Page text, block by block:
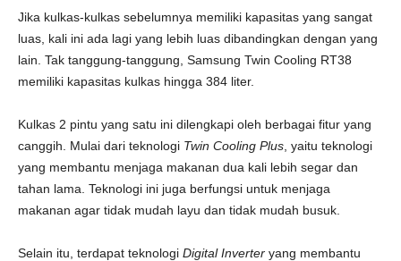
Jika kulkas-kulkas sebelumnya memiliki kapasitas yang sangat
luas, kali ini ada lagi yang lebih luas dibandingkan dengan yang
lain. Tak tanggung-tanggung, Samsung Twin Cooling RT38
memiliki kapasitas kulkas hingga 384 liter.
Kulkas 2 pintu yang satu ini dilengkapi oleh berbagai fitur yang
canggih. Mulai dari teknologi Twin Cooling Plus , yaitu teknologi
yang membantu menjaga makanan dua kali lebih segar dan
tahan lama. Teknologi ini juga berfungsi untuk menjaga
makanan agar tidak mudah layu dan tidak mudah busuk.
Selain itu, terdapat teknologi Digital Inverter yang membantu